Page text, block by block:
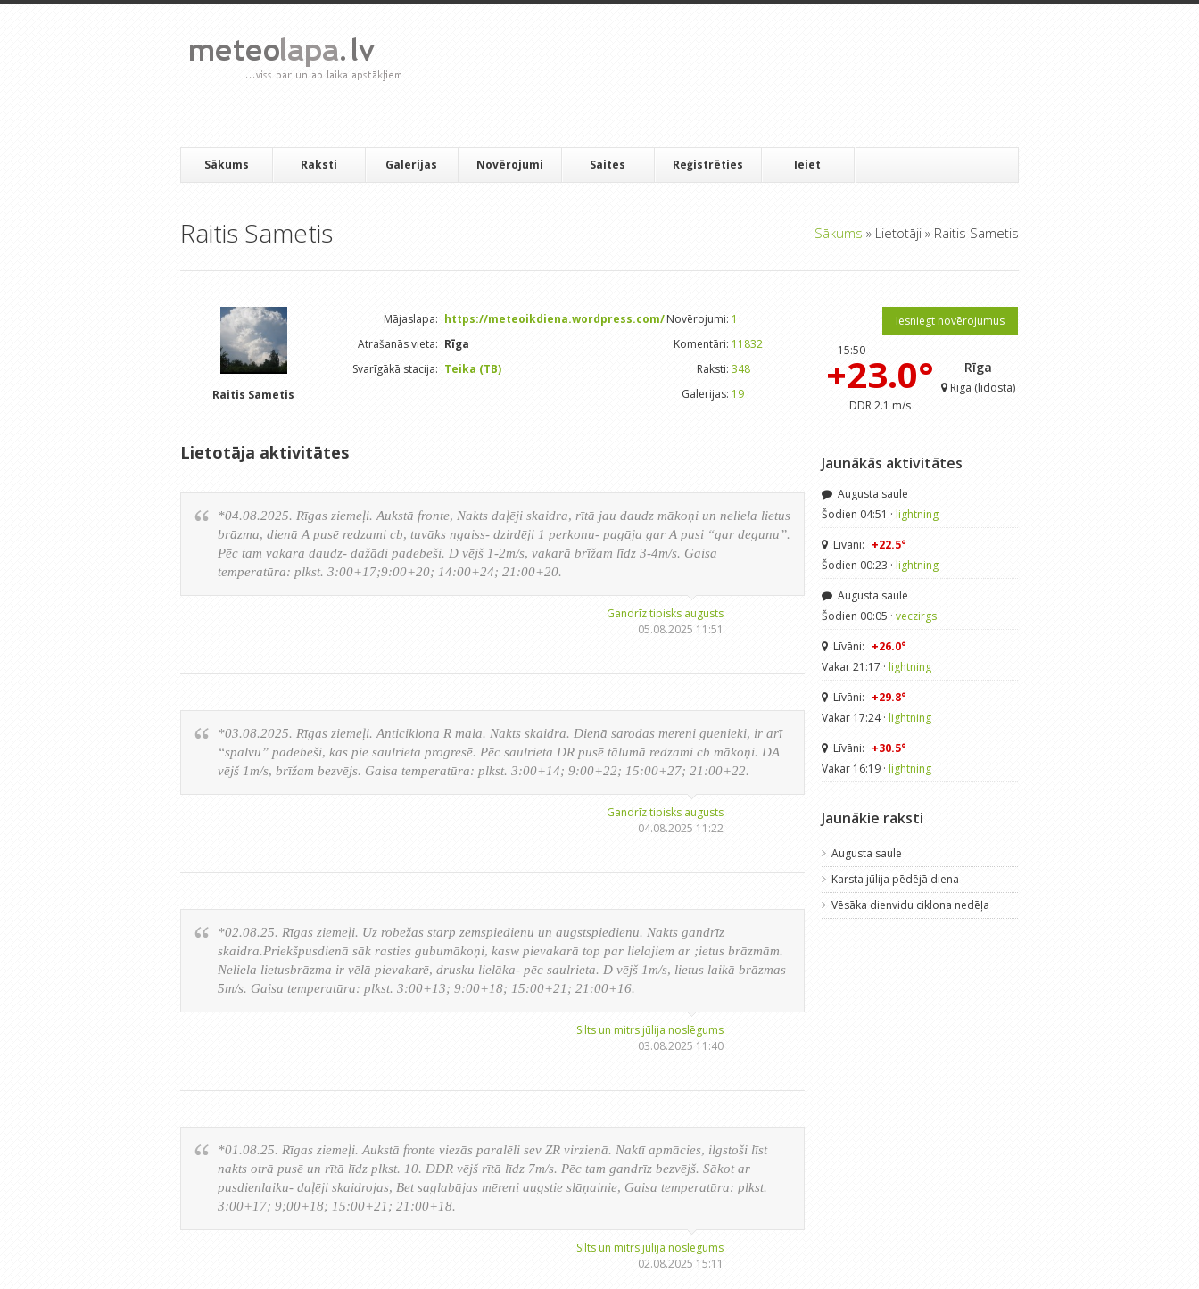
Sākums Raksti Galerijas Novērojumi Saites Reģistrēties Ieiet
Raitis Sametis Sākums » Lietotāji » Raitis Sametis
Raitis Sametis
Mājaslapa: https://meteoikdiena.wordpress.com/
Atrašanās vieta: Rīga
Svarīgākā stacija: Teika (TB)
Novērojumi: 1
Komentāri: 11832
Raksti: 348
Galerijas: 19
Lietotāja aktivitātes
*04.08.2025. Rīgas ziemeļi. Aukstā fronte, Nakts daļēji skaidra, rītā jau daudz mākoņi un neliela lietus
brāzma, dienā A pusē redzami cb, tuvāks ngaiss- dzirdēji 1 perkonu- pagāja gar A pusi “gar degunu”.
Pēc tam vakara daudz- dažādi padebeši. D vējš 1-2m/s, vakarā brīžam līdz 3-4m/s. Gaisa
temperatūra: plkst. 3:00+17;9:00+20; 14:00+24; 21:00+20.
Gandrīz tipisks augusts
05.08.2025 11:51
*03.08.2025. Rīgas ziemeļi. Anticiklona R mala. Nakts skaidra. Dienā sarodas mereni guenieki, ir arī
“spalvu” padebeši, kas pie saulrieta progresē. Pēc saulrieta DR pusē tālumā redzami cb mākoņi. DA
vējš 1m/s, brīžam bezvējs. Gaisa temperatūra: plkst. 3:00+14; 9:00+22; 15:00+27; 21:00+22.
Gandrīz tipisks augusts
04.08.2025 11:22
*02.08.25. Rīgas ziemeļi. Uz robežas starp zemspiedienu un augstspiedienu. Nakts gandrīz
skaidra.Priekšpusdienā sāk rasties gubumākoņi, kasw pievakarā top par lielajiem ar ;ietus brāzmām.
Neliela lietusbrāzma ir vēlā pievakarē, drusku lielāka- pēc saulrieta. D vējš 1m/s, lietus laikā brāzmas
5m/s. Gaisa temperatūra: plkst. 3:00+13; 9:00+18; 15:00+21; 21:00+16.
Silts un mitrs jūlija noslēgums
03.08.2025 11:40
*01.08.25. Rīgas ziemeļi. Aukstā fronte viezās paralēli sev ZR virzienā. Naktī apmācies, ilgstoši līst
nakts otrā pusē un rītā līdz plkst. 10. DDR vējš rītā līdz 7m/s. Pēc tam gandrīz bezvējš. Sākot ar
pusdienlaiku- daļēji skaidrojas, Bet saglabājas mēreni augstie slāņainie, Gaisa temperatūra: plkst.
3:00+17; 9;00+18; 15:00+21; 21:00+18.
Silts un mitrs jūlija noslēgums
02.08.2025 15:11
Iesniegt novērojumus
15:50
+23.0°
DDR 2.1 m/s
Rīga
Rīga (lidosta)
Jaunākās aktivitātes
Augusta saule
Šodien 04:51 · lightning
Līvāni: +22.5°
Šodien 00:23 · lightning
Augusta saule
Šodien 00:05 · veczirgs
Līvāni: +26.0°
Vakar 21:17 · lightning
Līvāni: +29.8°
Vakar 17:24 · lightning
Līvāni: +30.5°
Vakar 16:19 · lightning
Jaunākie raksti
Augusta saule
Karsta jūlija pēdējā diena
Vēsāka dienvidu ciklona nedēļa